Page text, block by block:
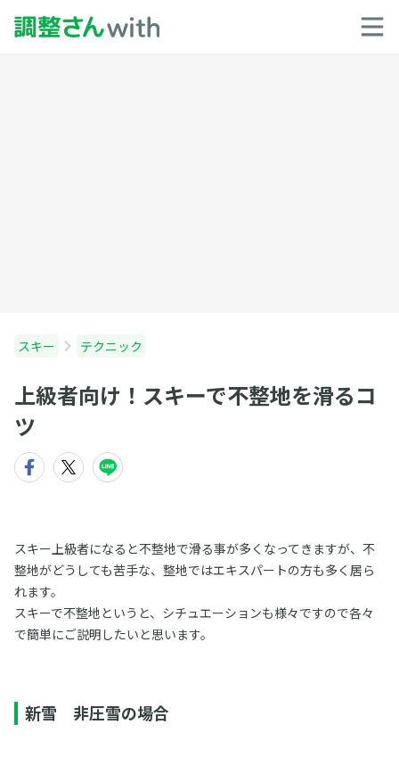
スキー テクニック
上級者向け！スキーで不整地を滑るコ
ツ
スキー上級者になると不整地で滑る事が多くなってきますが、不
整地がどうしても苦手な、整地ではエキスパートの方も多く居ら
れます。
スキーで不整地というと、シチュエーションも様々ですので各々
で簡単にご説明したいと思います。
新雪 非圧雪の場合